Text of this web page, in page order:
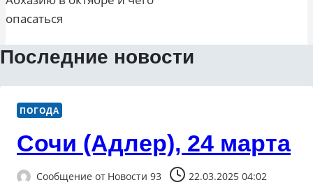
опасаться
Последние новости
ПОГОДА
Сочи (Адлер), 24 марта
Сообщение от Новости 93 22.03.2025 04:02